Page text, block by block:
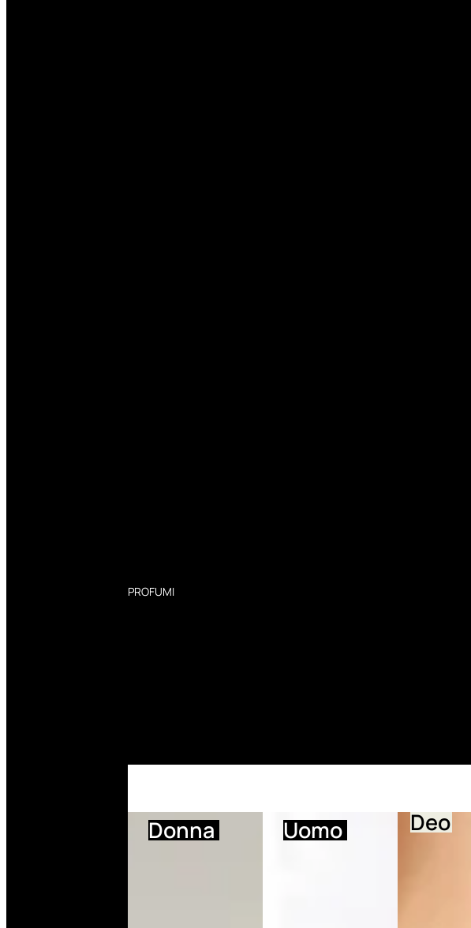
PROFUMI
Donna Uomo Deo